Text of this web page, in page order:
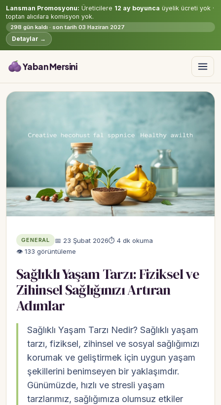
Lansman Promosyonu: Üreticilere 12 ay boyunca üyelik ücreti yok ·
toptan alıcılara komisyon yok.
298 gün kaldı · son tarih 03 Haziran 2027
Detaylar →
Yaban Mersini
GENERAL 📅 23 Şubat 2026⏱ 4 dk okuma
👁 133 görüntüleme
Sağlıklı Yaşam Tarzı: Fiziksel ve
Zihinsel Sağlığınızı Artıran
Adımlar
Sağlıklı Yaşam Tarzı Nedir? Sağlıklı yaşam
tarzı, fiziksel, zihinsel ve sosyal sağlığımızı
korumak ve geliştirmek için uygun yaşam
şekillerini benimseyen bir yaklaşımdır.
Günümüzde, hızlı ve stresli yaşam
tarzlarımız, sağlığımıza olumsuz etkiler